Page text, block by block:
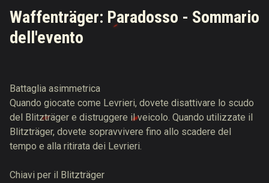
Waffenträger: Paradosso - Sommario
dell'evento
Battaglia asimmetrica
Quando giocate come Levrieri, dovete disattivare lo scudo
del Blitzträger e distruggere il veicolo. Quando utilizzate il
Blitzträger, dovete sopravvivere fino allo scadere del
tempo e alla ritirata dei Levrieri.
Chiavi per il Blitzträger